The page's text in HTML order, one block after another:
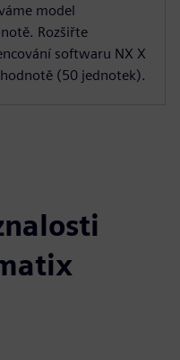
model
Rozšiřte
softwaru NX X
(50 jednotek).